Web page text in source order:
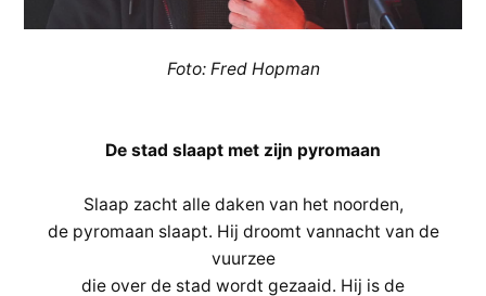
Foto: Fred Hopman
De stad slaapt met zijn pyromaan
Slaap zacht alle daken van het noorden,
de pyromaan slaapt. Hij droomt vannacht van de
vuurzee
die over de stad wordt gezaaid. Hij is de